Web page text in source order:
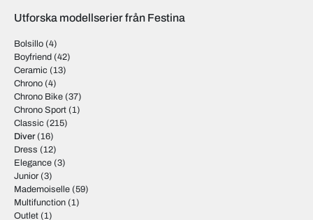
Utforska modellserier från Festina
Bolsillo (4)
Boyfriend (42)
Ceramic (13)
Chrono (4)
Chrono Bike (37)
Chrono Sport (1)
Classic (215)
Diver(16)
Dress (12)
Elegance (3)
Junior (3)
Mademoiselle (59)
Multifunction (1)
Outlet (1)